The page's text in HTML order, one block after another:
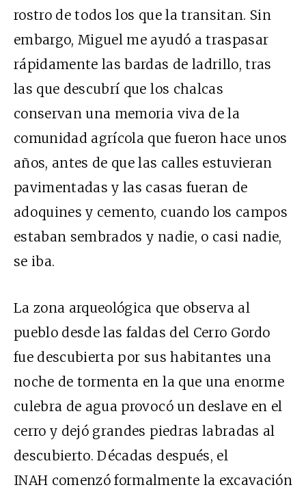
rostro de todos los que la transitan. Sin
embargo, Miguel me ayudó a traspasar
rápidamente las bardas de ladrillo, tras
las que descubrí que los chalcas
conservan una memoria viva de la
comunidad agrícola que fueron hace unos
años, antes de que las calles estuvieran
pavimentadas y las casas fueran de
adoquines y cemento, cuando los campos
estaban sembrados y nadie, o casi nadie,
se iba.
La zona arqueológica que observa al
pueblo desde las faldas del Cerro Gordo
fue descubierta por sus habitantes una
noche de tormenta en la que una enorme
culebra de agua provocó un deslave en el
cerro y dejó grandes piedras labradas al
descubierto. Décadas después, el
INAH comenzó formalmente la excavación